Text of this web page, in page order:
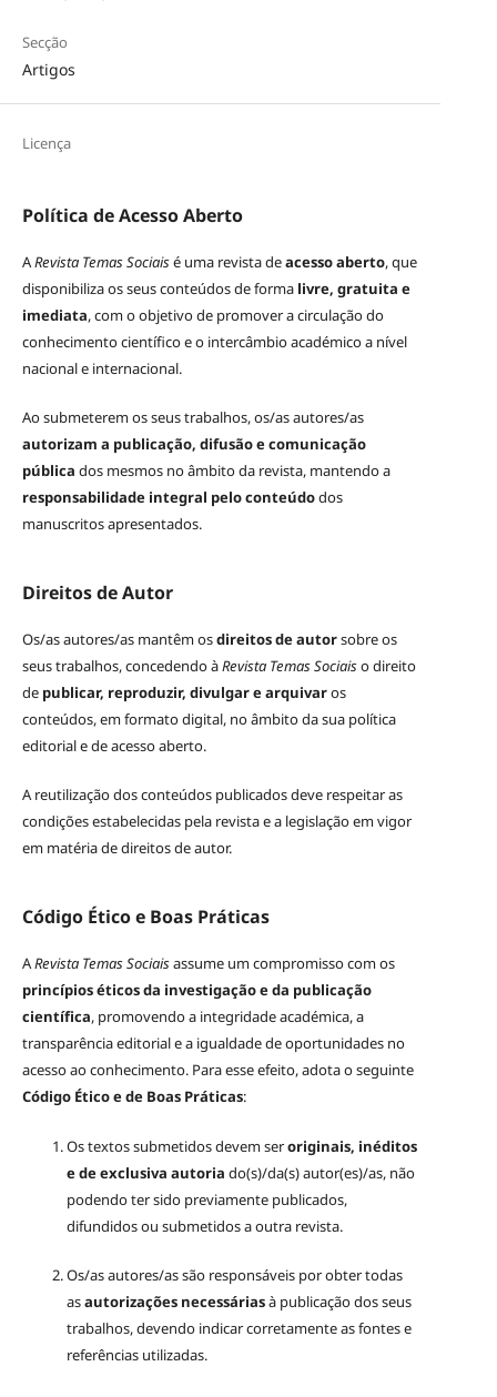
Secção
Artigos
Licença
Política de Acesso Aberto
ARevista Temas Sociaisé uma revista deacesso aberto, que
disponibiliza os seus conteúdos de forma livre, gratuita e
imediata, com o objetivo de promover a circulação do
conhecimento científico e o intercâmbio académico a nível
nacional e internacional.
Ao submeterem os seus trabalhos, os/as autores/as
autorizam a publicação, difusão e comunicação
pública dos mesmos no âmbito da revista, mantendo a
responsabilidade integral pelo conteúdodos
manuscritos apresentados.
Direitos de Autor
Os/as autores/as mantêm osdireitos de autorsobre os
seus trabalhos, concedendo àRevista Temas Sociaiso direito
de publicar, reproduzir, divulgar e arquivaros
conteúdos, em formato digital, no âmbito da sua política
editorial e de acesso aberto.
A reutilização dos conteúdos publicados deve respeitar as
condições estabelecidas pela revista e a legislação em vigor
em matéria de direitos de autor.
Código Ético e Boas Práticas
ARevista Temas Sociaisassume um compromisso com os
princípios éticos da investigação e da publicação
científica, promovendo a integridade académica, a
transparência editorial e a igualdade de oportunidades no
acesso ao conhecimento. Para esse efeito, adota o seguinte
Código Ético e de Boas Práticas:
Os textos submetidos devem seroriginais, inéditos
e de exclusiva autoria do(s)/da(s) autor(es)/as, não
podendo ter sido previamente publicados,
difundidos ou submetidos a outra revista.
Os/as autores/as são responsáveis por obter todas
asautorizações necessáriasà publicação dos seus
trabalhos, devendo indicar corretamente as fontes e
referências utilizadas.